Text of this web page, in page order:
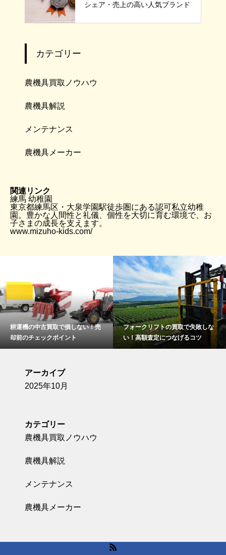
シェア・売上の高い人気ブランド
カテゴリー
農機具買取ノウハウ
農機具解説
メンテナンス
農機具メーカー
関連リンク
練馬 幼稚園
東京都練馬区・大泉学園駅徒歩圏にある認可私立幼稚
園。豊かな人間性と礼儀、個性を大切に育む環境で、お
子さまの成長を支えます。
www.mizuho-kids.com/
耕運機の中古買取で損しない！売
却前のチェックポイント
フォークリフトの買取で失敗しな
い！高額査定につなげるコツ
アーカイブ
2025年10月
カテゴリー
農機具買取ノウハウ
農機具解説
メンテナンス
農機具メーカー